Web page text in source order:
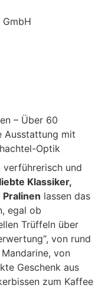
– Über 60
Ausstattung mit
Optik
verführerisch und
Klassiker,
lassen das
egal ob
Trüffeln über
von rund
von
Geschenk aus
zum Kaffee